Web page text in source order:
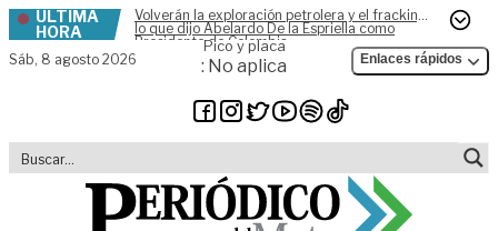
Skip to content
ÚLTIMA
HORA
Volverán la exploración petrolera y el fracking,
lo que dijo Abelardo De la Espriella como
Presidente de Colombia
Sáb, 8 agosto 2026
Pico y placa
: No aplica Enlaces rápidos